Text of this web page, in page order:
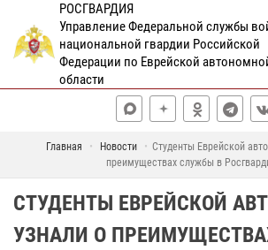
РОСГВАРДИЯ
Управление Федеральной службы
национальной гвардии Российской
Федерации по Еврейской
области
Главная Новости
Студенты Еврейской
преимуществах службы в
СТУДЕНТЫ ЕВРЕЙСКОЙ
УЗНАЛИ О